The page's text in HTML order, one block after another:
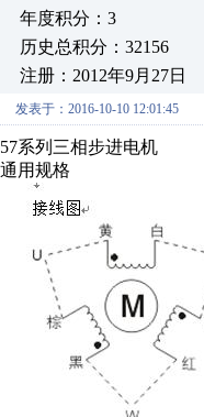
年度积分：3
历史总积分：32156
注册：2012年9月27日
发表于：2016-10-10 12:01:45
57系列三相步进电机
通用规格